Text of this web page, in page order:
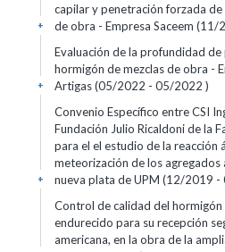
capilar y penetración forzada de
de obra - Empresa Saceem
+
Evaluación de la profundidad de
hormigón de mezclas de obra -
Artigas (05/2022 - 05/2022 )
+
Convenio Específico entre CSI
Fundación Julio Ricaldoni de la
para el el estudio de la reacción
meteorización de los agregados
nueva plata de UPM (12/2019
+
Control de calidad del
endurecido para su recepción
americana, en la obra de la